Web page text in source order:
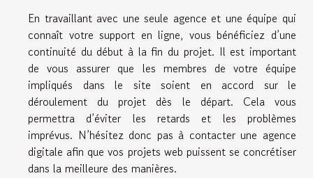
En travaillant avec une seule agence et une équipe qui
connaît votre support en ligne, vous bénéficiez d’une
continuité du début à la fin du projet. Il est important
de vous assurer que les membres de votre équipe
impliqués dans le site soient en accord sur le
déroulement du projet dès le départ. Cela vous
permettra d’éviter les retards et les problèmes
imprévus. N’hésitez donc pas à contacter une agence
digitale afin que vos projets web puissent se concrétiser
dans la meilleure des manières.